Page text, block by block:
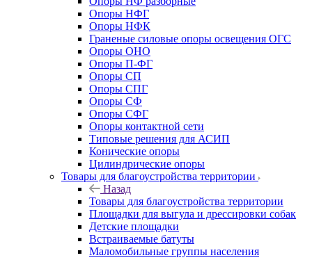
Опоры НФГ
Опоры НФК
Граненые силовые опоры освещения ОГС
Опоры ОНО
Опоры П-ФГ
Опоры СП
Опоры СПГ
Опоры СФ
Опоры СФГ
Опоры контактной сети
Типовые решения для АСИП
Конические опоры
Цилиндрические опоры
Товары для благоустройства территории
Назад
Товары для благоустройства территории
Площадки для выгула и дрессировки собак
Детские площадки
Встраиваемые батуты
Маломобильные группы населения